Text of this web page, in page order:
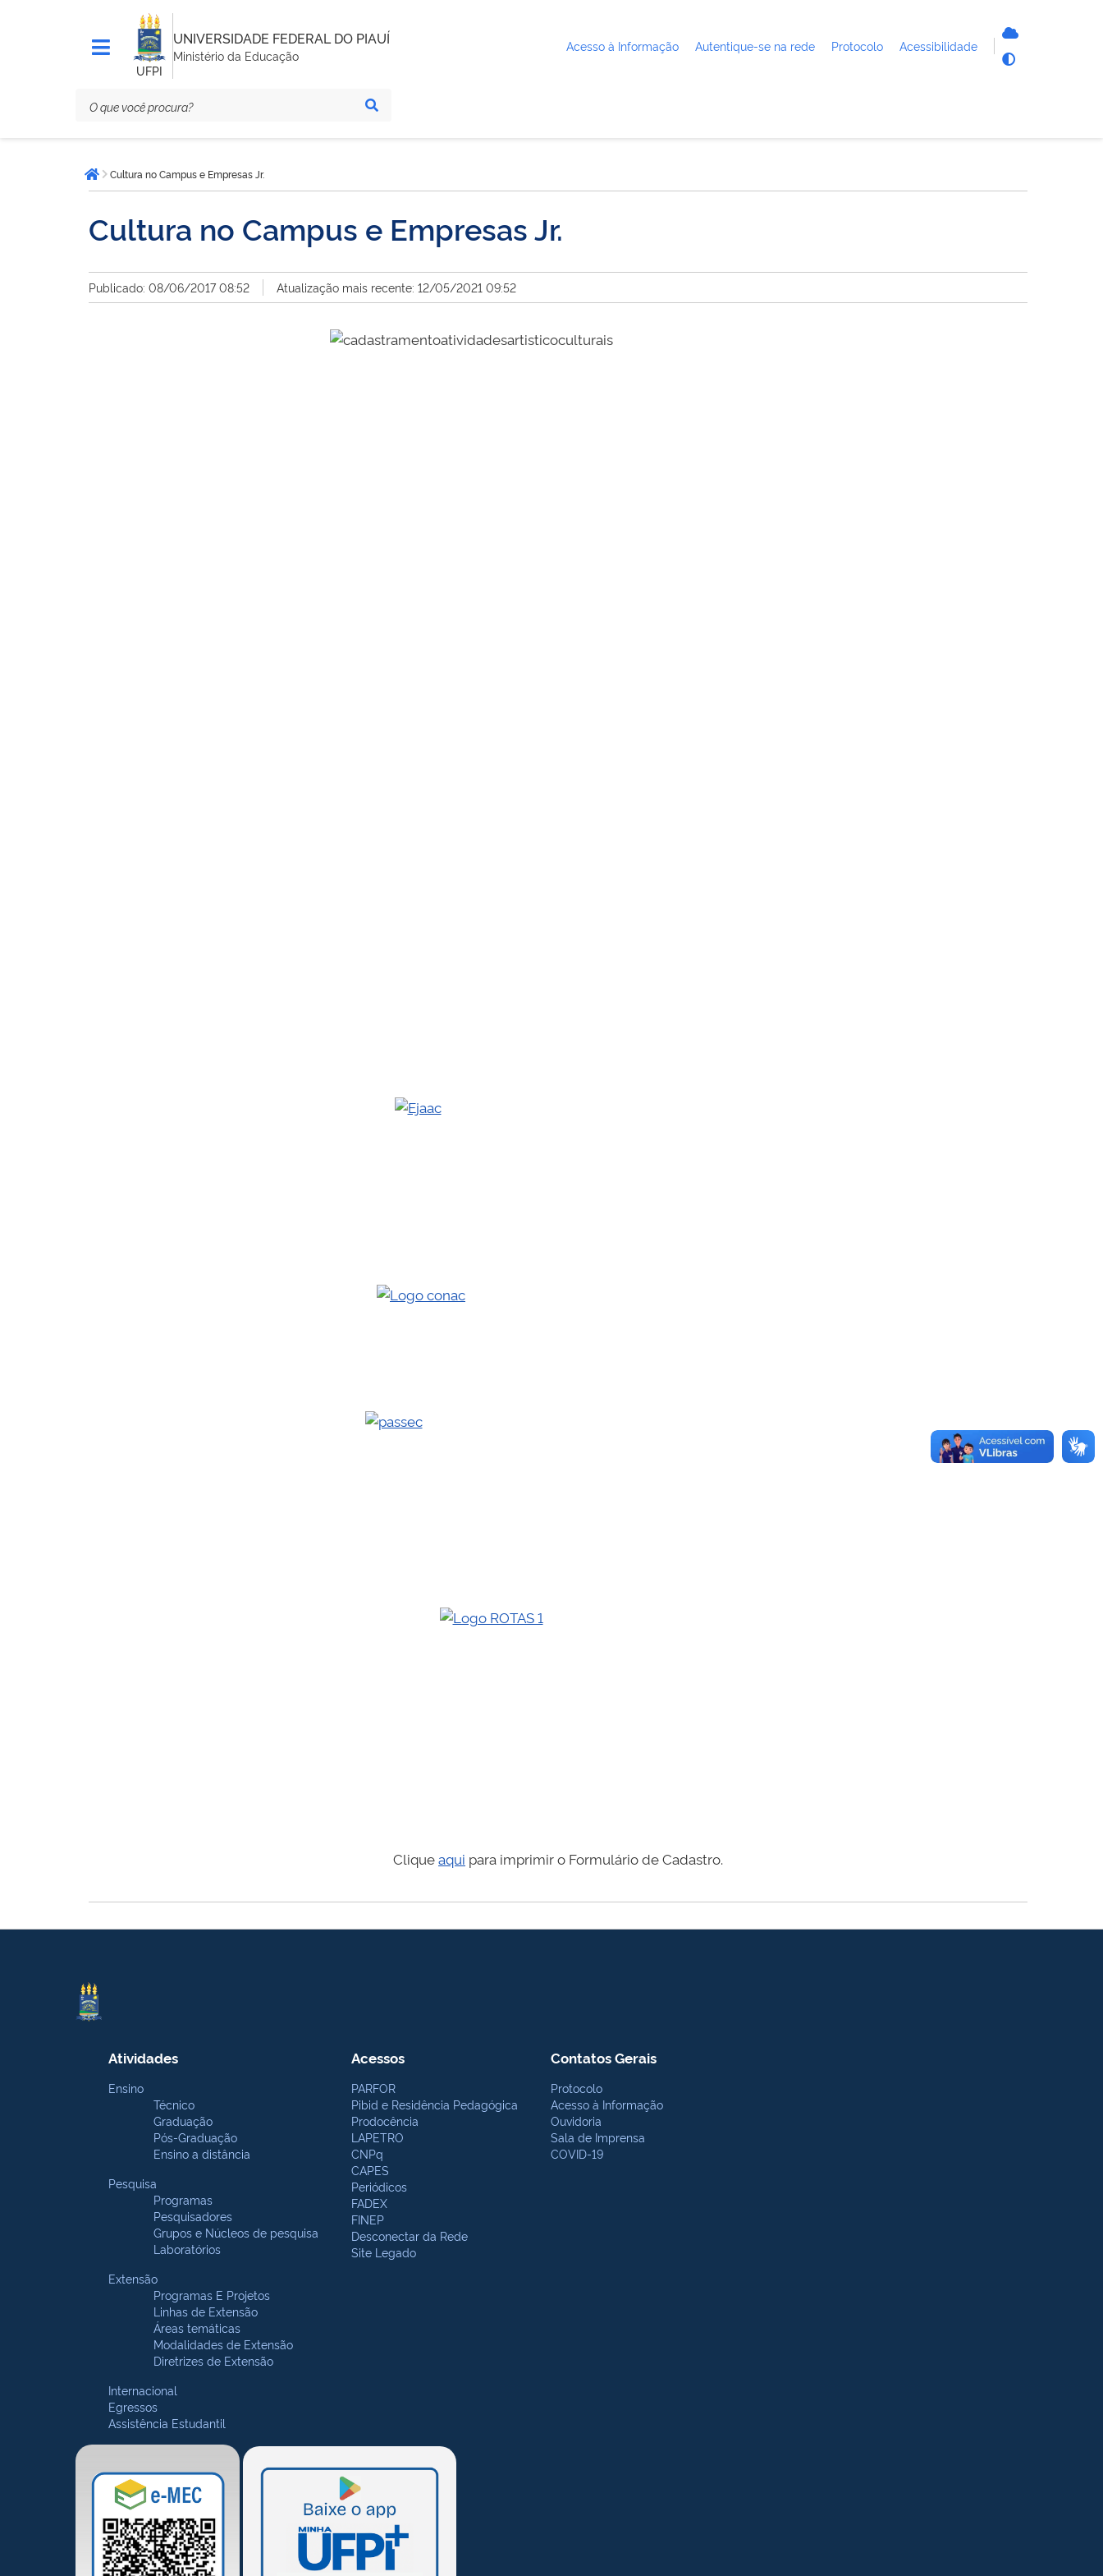
UFPI
UNIVERSIDADE FEDERAL DO PIAUÍ
Ministério da Educação
Acesso à Informação Autentique-se na rede Protocolo Acessibilidade
está
aqui:Página inicial
Cultura no Campus e Empresas Jr.
Cultura no Campus e Empresas Jr.
Publicado: 08/06/2017 08:52 Atualização mais recente: 12/05/2021 09:52
Cliqueaqui para imprimir o Formulário de Cadastro.
Atividades
Ensino
Técnico
Graduação
Pós-Graduação
Ensino a distância
Pesquisa
Programas
Pesquisadores
Grupos e Núcleos de pesquisa
Laboratórios
Extensão
Programas E Projetos
Linhas de Extensão
Áreas temáticas
Modalidades de Extensão
Diretrizes de Extensão
Internacional
Egressos
Assistência Estudantil
Acessos
PARFOR
Pibid e Residência Pedagógica
Prodocência
LAPETRO
CNPq
CAPES
Periódicos
FADEX
FINEP
Desconectar da Rede
Site Legado
Contatos Gerais
Protocolo
Acesso à Informação
Ouvidoria
Sala de Imprensa
COVID-19